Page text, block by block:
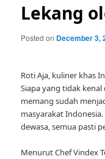
Lekang
Posted on December 3,
Roti Aja, kuliner khas
Siapa yang tidak
memang sudah
masyarakat
dewasa, semua pasti
Menurut Chef Vindex